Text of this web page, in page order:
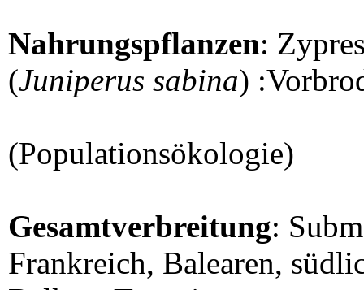
Nahrungspflanzen:
(Juniperus sabina)
(Populationsökologie)
Gesamtverbreitung:
Frankreich, Balearen,